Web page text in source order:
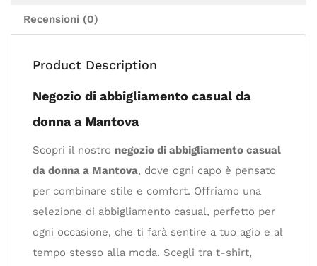
Recensioni (0)
Product Description
Negozio di abbigliamento casual da
donna a Mantova
Scopri il nostro negozio di abbigliamento casual
da donna a Mantova, dove ogni capo è pensato
per combinare stile e comfort. Offriamo una
selezione di abbigliamento casual, perfetto per
ogni occasione, che ti farà sentire a tuo agio e al
tempo stesso alla moda. Scegli tra t-shirt,